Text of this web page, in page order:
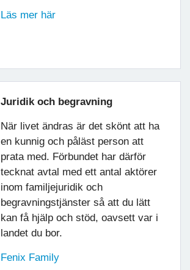
Läs mer här
Juridik och begravning
När livet ändras är det skönt att ha
en kunnig och påläst person att
prata med. Förbundet har därför
tecknat avtal med ett antal aktörer
inom familjejuridik och
begravningstjänster så att du lätt
kan få hjälp och stöd, oavsett var i
landet du bor.
Fenix Family